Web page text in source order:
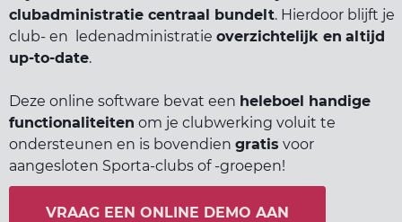
voor iedereen
sporten
clubadministratie centraal bundelt. Hierdoor blijft je
club- en ledenadministratie overzichtelijk en altijd
up-to-date.
Deze online software bevat een heleboel handige
functionaliteiten om je clubwerking voluit te
ondersteunen en is bovendien gratis voor
aangesloten Sporta-clubs of -groepen!
VRAAG EEN ONLINE DEMO AAN